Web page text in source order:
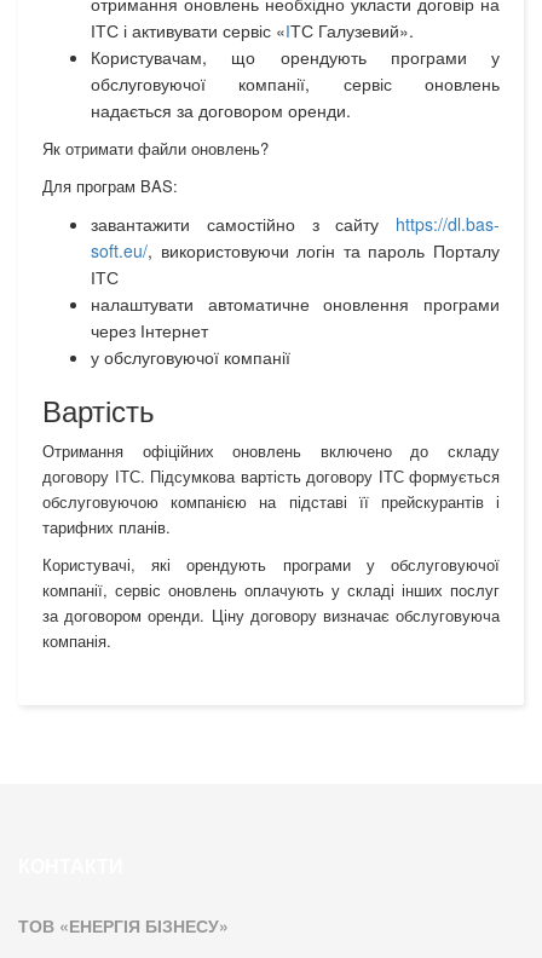
ІТС і активувати сервіс «ІТС Галузевий».
Користувачам, що орендують програми у
обслуговуючої компанії, сервіс оновлень
надається за договором оренди.
Як отримати файли оновлень?
Для програм BAS:
завантажити самостійно з сайту https://dl.bas-
soft.eu/, використовуючи логін та пароль Порталу
ІТС
налаштувати автоматичне оновлення програми
через Інтернет
у обслуговуючої компанії
Вартість
Отримання офіційних оновлень включено до складу
договору ІТС. Підсумкова вартість договору ІТС формується
обслуговуючою компанією на підставі її прейскурантів і
тарифних планів.
Користувачі, які орендують програми у обслуговуючої
компанії, сервіс оновлень оплачують у складі інших послуг
за договором оренди. Ціну договору визначає обслуговуюча
компанія.
ТОВ «ЕНЕРГІЯ БІЗНЕСУ»